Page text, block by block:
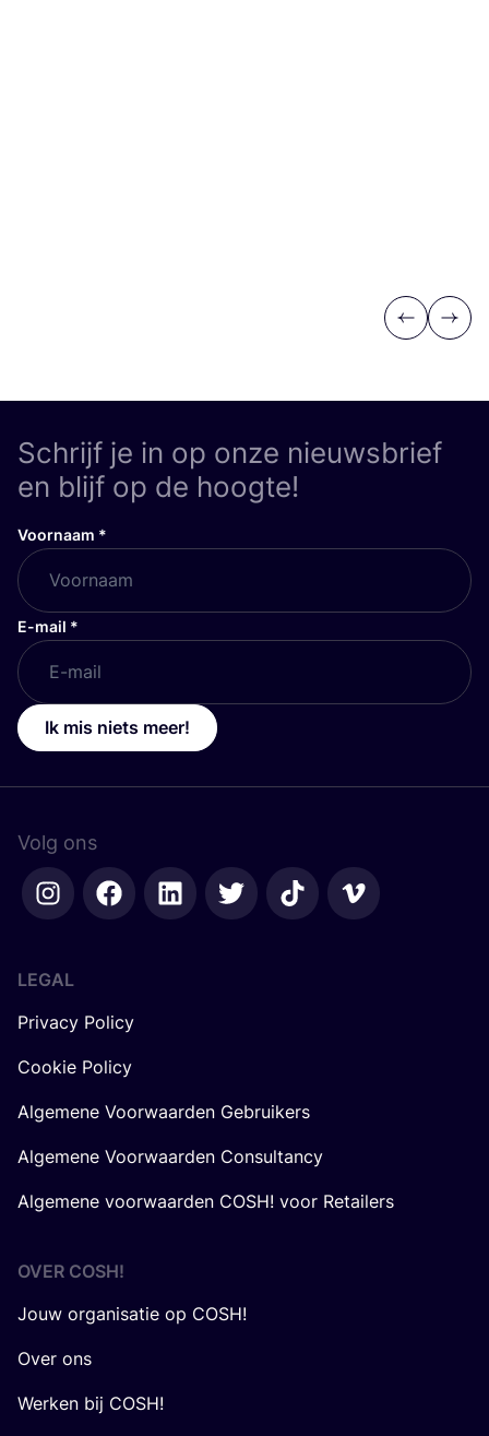
Previous
Next
Schrijf je in op onze nieuwsbrief
en blijf op de hoogte!
Voornaam *
E-mail *
Ik mis niets meer!
Volg ons
LEGAL
Privacy Policy
Cookie Policy
Algemene Voorwaarden Gebruikers
Algemene Voorwaarden Consultancy
Algemene voorwaarden COSH! voor Retailers
OVER COSH!
Jouw organisatie op COSH!
Over ons
Werken bij COSH!